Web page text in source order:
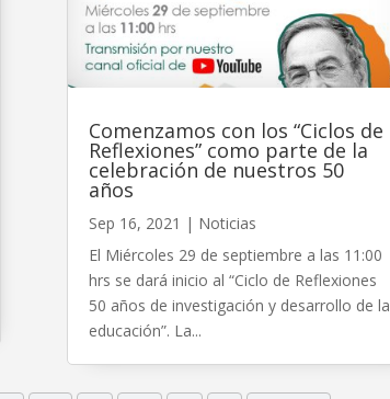
Comenzamos con los “Ciclos de
Reflexiones” como parte de la
celebración de nuestros 50
años
Sep 16, 2021 | Noticias
El Miércoles 29 de septiembre a las 11:00
hrs se dará inicio al “Ciclo de Reflexiones
50 años de investigación y desarrollo de la
educación”. La...